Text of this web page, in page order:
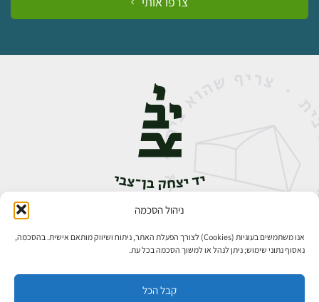
ניהול הסכמה
אנו משתמשים בעוגיות (Cookies) לצורך הפעלת האתר, ניתוח ושיווק מותאם אישית. בהסכמה,
נאסוף נתוני שימוש; ניתן לנהל או למשוך הסכמה בכל עת.
קבל הכל
אבן גבירול 14, רחביה, ירושלים